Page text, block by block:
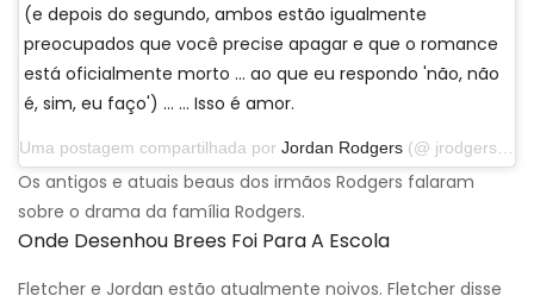
(e depois do segundo, ambos estão igualmente
preocupados que você precise apagar e que o romance
está oficialmente morto ... ao que eu respondo 'não, não
é, sim, eu faço') ... … Isso é amor.
Uma postagem compartilhada por Jordan Rodgers (@ jrodgers11) em 25 de novembro de 2019 às 17:52 PST
Os antigos e atuais beaus dos irmãos Rodgers falaram
sobre o drama da família Rodgers.
Onde Desenhou Brees Foi Para A Escola
Fletcher e Jordan estão atualmente noivos. Fletcher disse